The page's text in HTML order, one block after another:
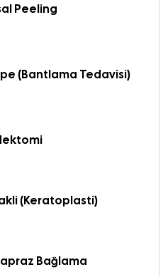
Peeling
(Bantlama Tedavisi)
(Keratoplasti)
Bağlama